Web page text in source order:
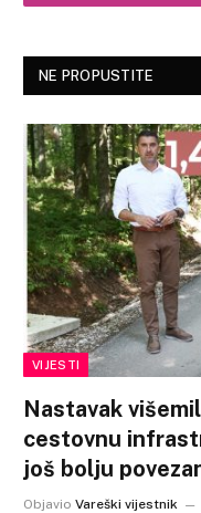
NE PROPUSTITE
VIJESTI
Nastavak
cestovnu
još bolju
Objavio Vareški vijestnik